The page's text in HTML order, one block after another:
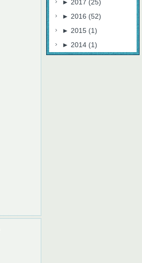
► 2017 (25)
► 2016 (52)
► 2015 (1)
► 2014 (1)